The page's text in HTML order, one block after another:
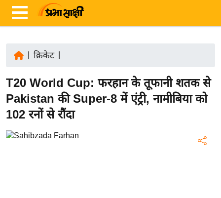
ज़ा
ख
ब
र
रा
क्रिकेट|
T20 World Cup: फरहान के तूफानी शतक से
Pakistan की Super-8 में एंट्री, नामीबिया को
102 रनों से रौंदा